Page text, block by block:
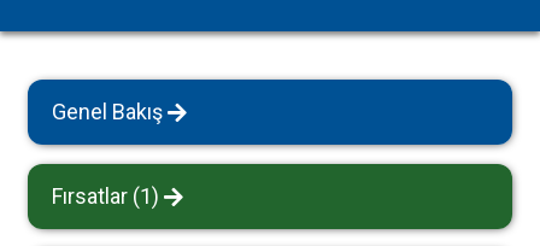
Genel Bakış
Fırsatlar (1)